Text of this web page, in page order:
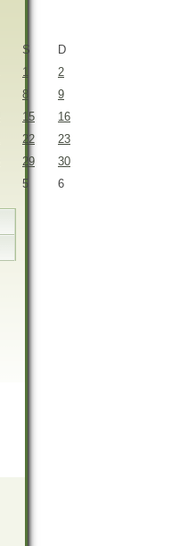
S
D
1
2
8
9
15
16
22
23
29
30
5 6